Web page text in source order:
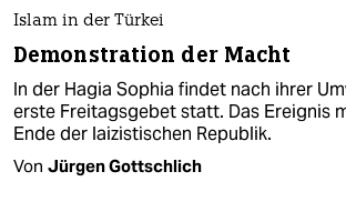
Islam in der Türkei
Demonstration der Macht
In der Hagia Sophia findet nach ihrer
erste Freitagsgebet statt. Das Ereignis
Ende der laizistischen Republik.
Von Jürgen Gottschlich